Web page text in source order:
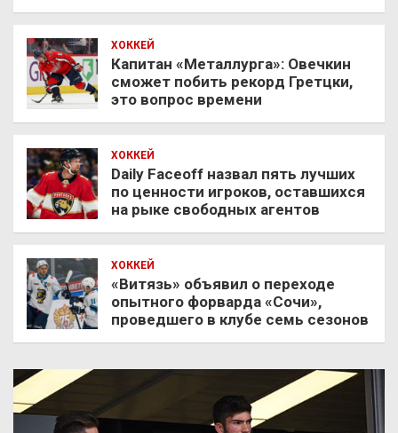
ХОККЕЙ
Капитан «Металлурга»: Овечкин
сможет побить рекорд Гретцки,
это вопрос времени
ХОККЕЙ
Daily Faceoff назвал пять лучших
по ценности игроков, оставшихся
на рыке свободных агентов
ХОККЕЙ
«Витязь» объявил о переходе
опытного форварда «Сочи»,
проведшего в клубе семь сезонов